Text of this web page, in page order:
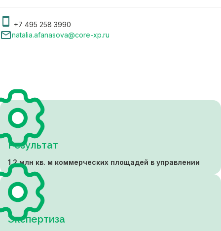
+7 495 258 3990
natalia.afanasova@core-xp.ru
Результат
1,2 млн кв. м коммерческих площадей в управлении
Экспертиза